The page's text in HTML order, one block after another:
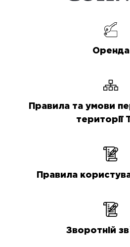
Оренда
Правила та умови
території
Правила
Зворотній